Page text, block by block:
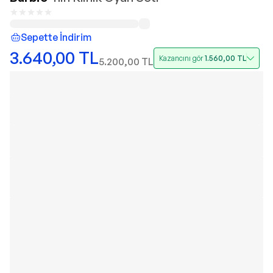
Sepette İndirim
3.640,00 TL5.200,00 TL Kazancını gör1.560,00 TL